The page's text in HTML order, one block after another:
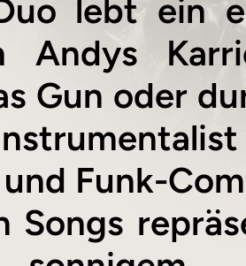
lebt ein
Andys
Gun oder
Funk-
Songs